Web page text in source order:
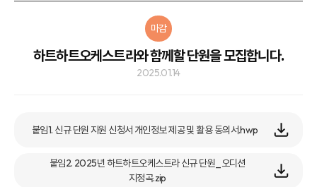
마감
하트하트오케스트라와 함께할 단원을 모집합니다.
2025.01.14
붙임1. 신규 단원 지원 신청서 개인정보 제공 및 활용 동의서.hwp
붙임2. 2025년 하트하트오케스트라 신규 단원_오디션
지정곡.zip